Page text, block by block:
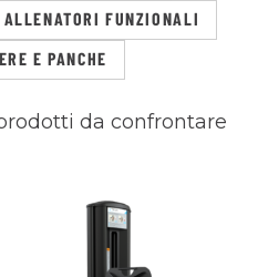
ALLENATORI FUNZIONALI
E PANCHE
da confrontare